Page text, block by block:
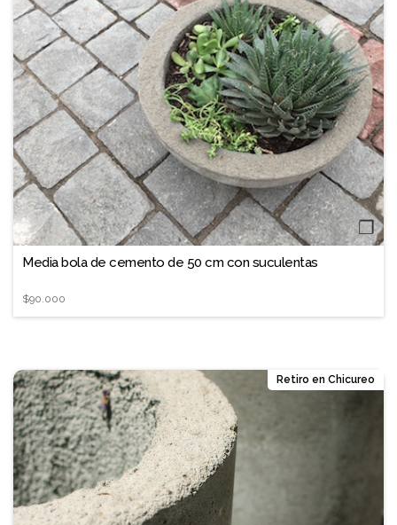
❐
Media bola de cemento de 50 cm con suculentas
$90.000
Retiro en Chicureo